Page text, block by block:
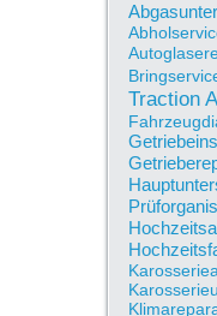
Traction